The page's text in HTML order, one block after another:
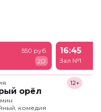
550 руб.
2D
16:45
Зал №1
орёл
12+
мин
комедия